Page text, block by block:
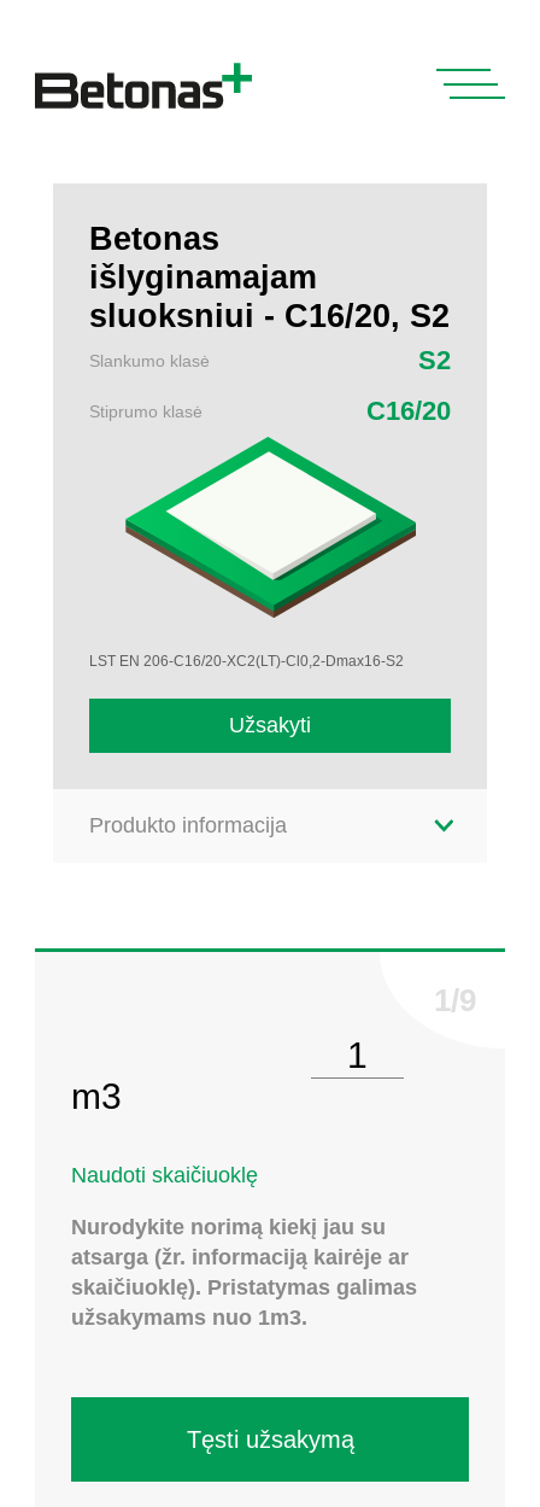
Betonas
išlyginamajam
sluoksniui - C16/20, S2
Slankumo klasė S2
Stiprumo klasė C16/20
LST EN 206-C16/20-XC2(LT)-Cl0,2-Dmax16-S2
Užsakyti
Produkto informacija
m3
Naudoti skaičiuoklę
Nurodykite norimą kiekį jau su
atsarga (žr. informaciją kairėje ar
skaičiuoklę). Pristatymas galimas
užsakymams nuo 1m3.
Tęsti užsakymą